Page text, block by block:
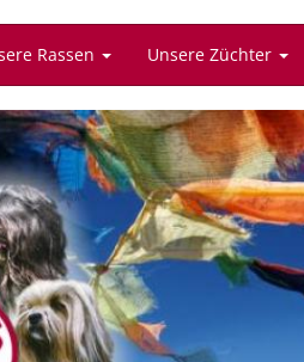
Rassen Unsere Züchter